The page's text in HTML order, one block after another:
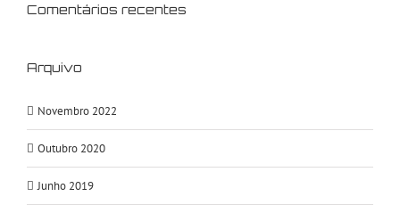
Comentários recentes
Arquivo
Novembro 2022
Outubro 2020
Junho 2019